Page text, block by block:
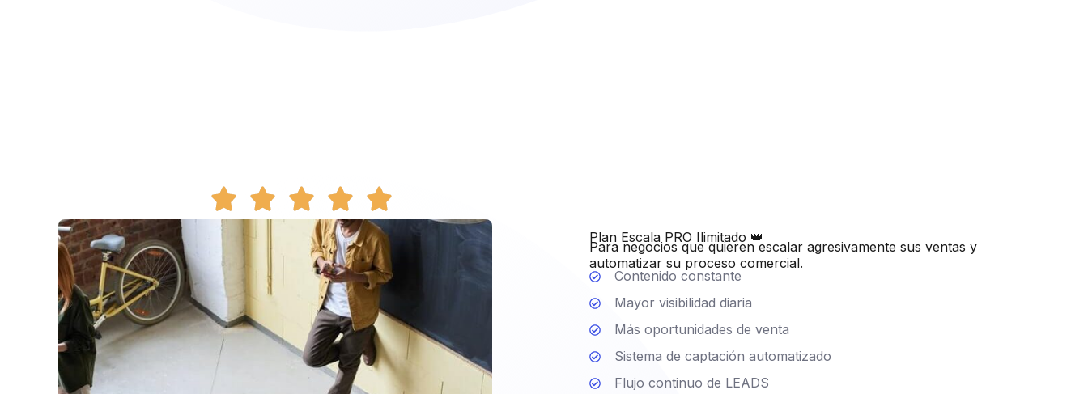
Plan Escala PRO Ilimitado 👑
Para negocios que quieren escalar agresivamente sus ventas y
automatizar su proceso comercial.
Contenido constante
Mayor visibilidad diaria
Más oportunidades de venta
Sistema de captación automatizado
Flujo continuo de LEADS